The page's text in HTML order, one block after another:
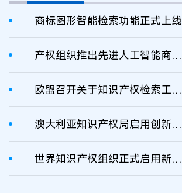
商标图形智能检索功能正式上线
产权组织推出先进人工智能商标图形检索工具
欧盟召开关于知识产权检索工具的技术研讨会
澳大利亚知识产权局启用创新性商标检索数据库
世界知识产权组织正式启用新徽标